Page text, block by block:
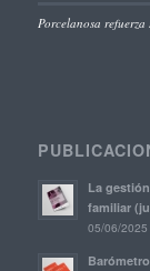
Porcelanosa
La
familiar
05/06/2025